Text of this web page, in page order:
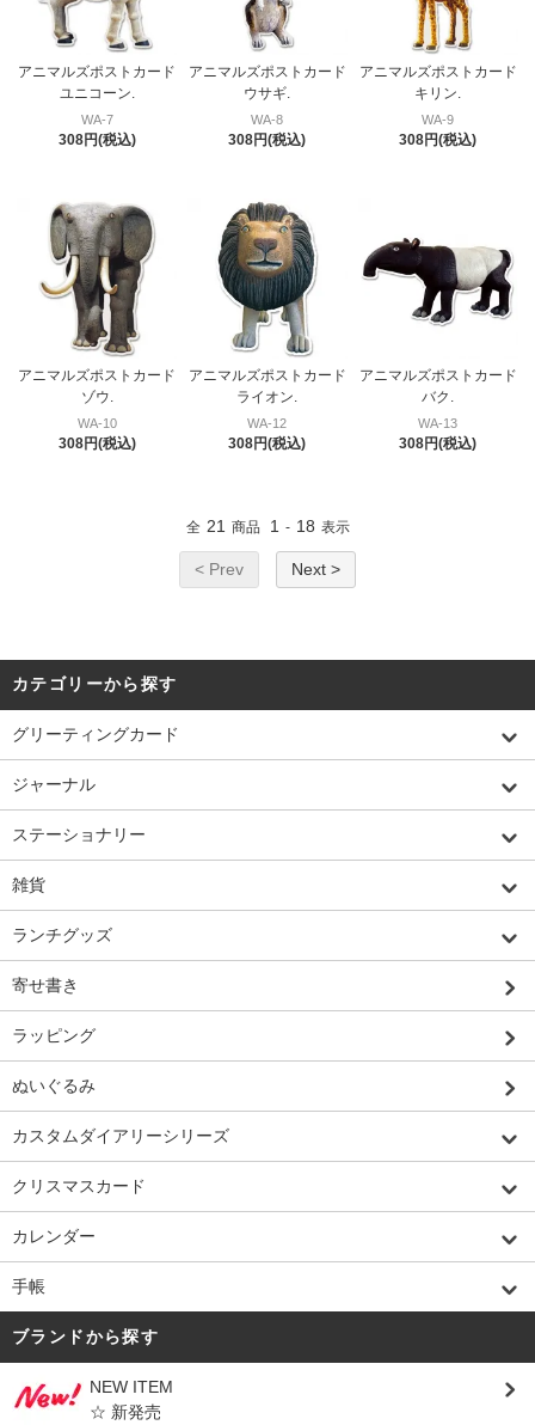
アニマルズポストカード
ユニコーン.
WA-7
308円(税込)
アニマルズポストカード
ウサギ.
WA-8
308円(税込)
アニマルズポストカード
キリン.
WA-9
308円(税込)
アニマルズポストカード
ゾウ.
WA-10
308円(税込)
アニマルズポストカード
ライオン.
WA-12
308円(税込)
アニマルズポストカード
バク.
WA-13
308円(税込)
全 21 商品 1 - 18 表示
< Prev Next >
カテゴリーから探す
グリーティングカード
ジャーナル
ステーショナリー
雑貨
ランチグッズ
寄せ書き
ラッピング
ぬいぐるみ
カスタムダイアリーシリーズ
クリスマスカード
カレンダー
手帳
ブランドから探す
NEW ITEM
☆ 新発売